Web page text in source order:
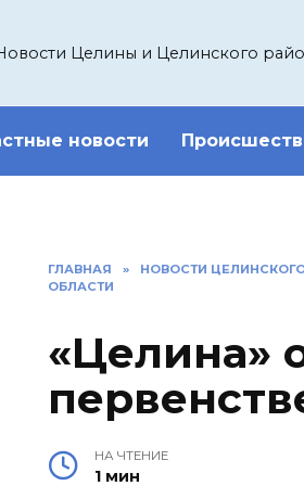
Целины и Целинского
новости
ГЛАВНАЯ » НОВОСТИ
ОБЛАСТИ
«Целина»
НА ЧТЕНИЕ
1 мин